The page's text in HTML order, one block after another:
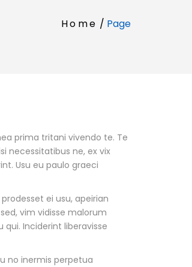
Home / Page
prima tritani vivendo te. Te
necessitatibus ne, ex vix
Usu eu paulo graeci
ei usu, apeirian
vim vidisse malorum
Inciderint liberavisse
no inermis perpetua